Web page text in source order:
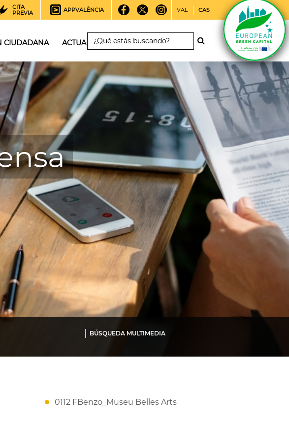
CITA
PREVIA
APPVALÈNCIA VAL CAS
CIUDADANA ACTUALIDAD
BÚSQUEDA MULTIMEDIA
0112 FBenzo_Museu Belles Arts